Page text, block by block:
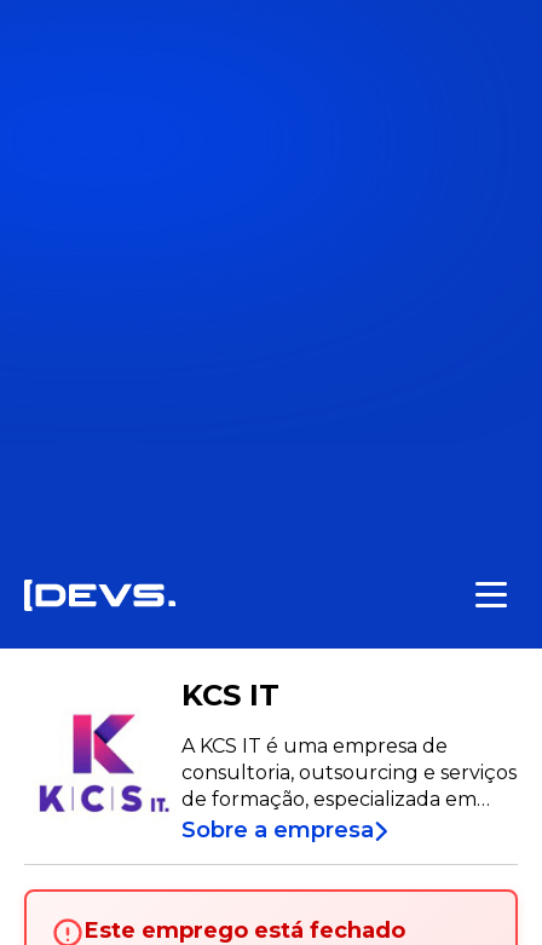
KCS IT
A KCS IT é uma empresa de
consultoria, outsourcing e serviços
de formação, especializada em
Gestão de Projetos alinhada com
Sobre a empresa
Este emprego está fechado